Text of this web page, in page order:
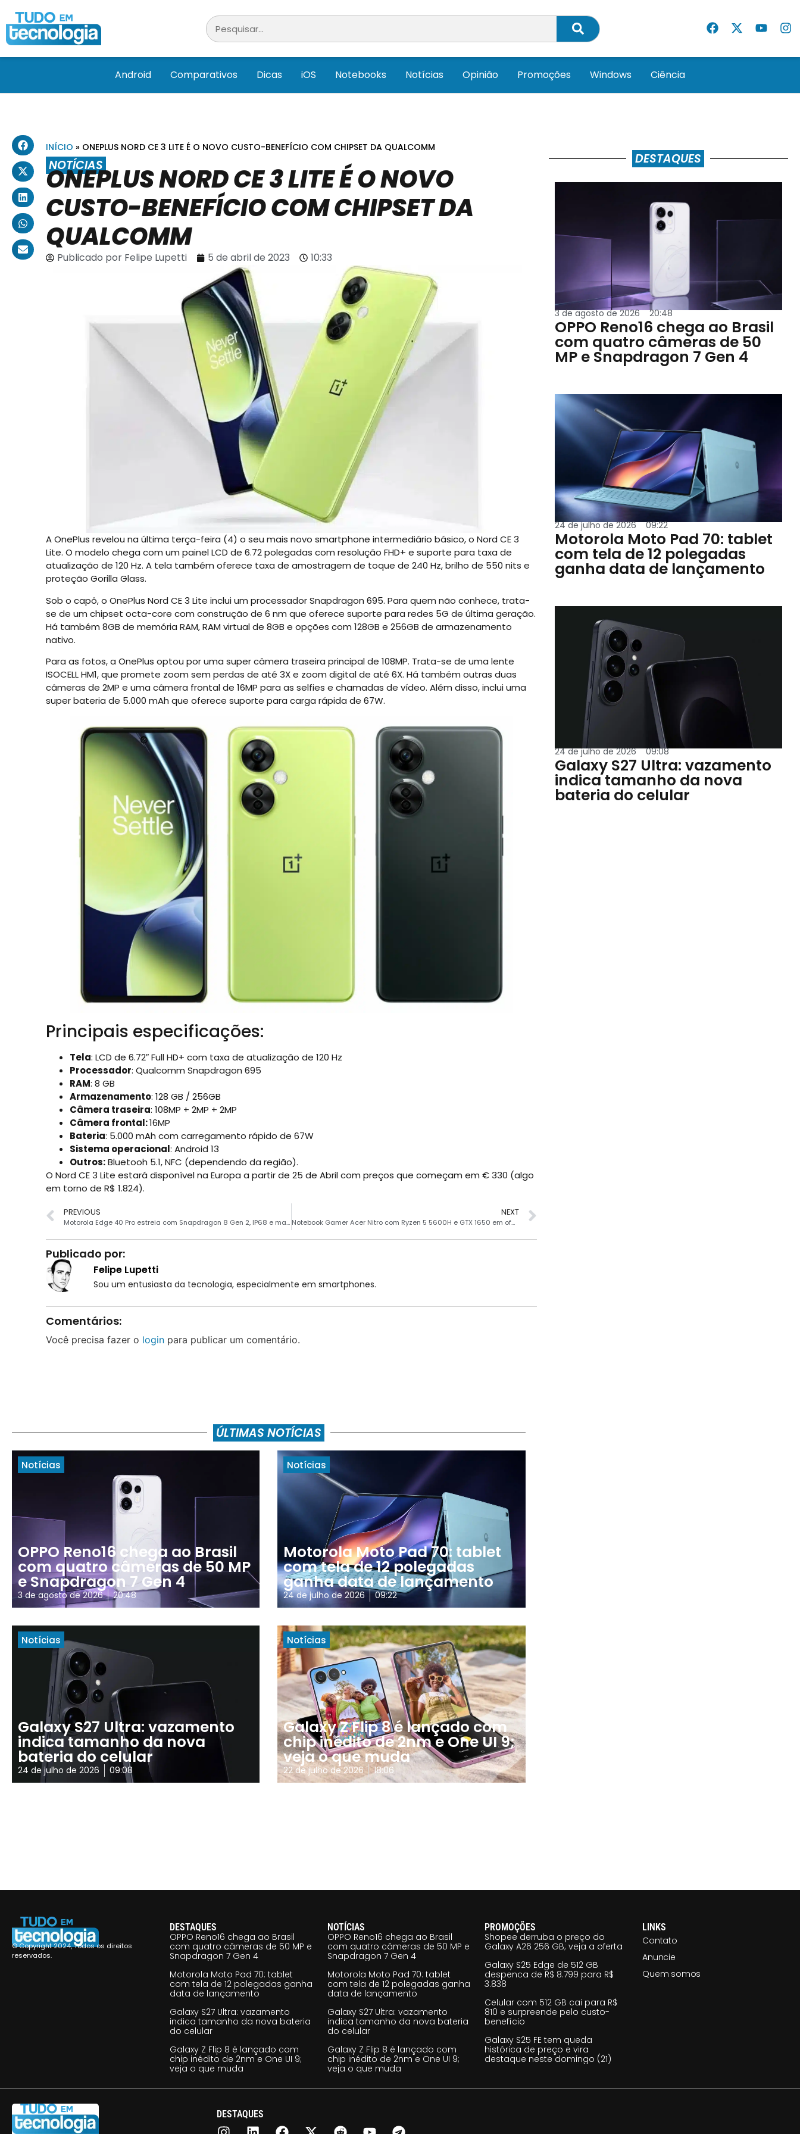
Android Comparativos Dicas iOS Notebooks Notícias Opinião Promoções Windows Ciência
INÍCIO » ONEPLUS NORD CE 3 LITE É O NOVO CUSTO-BENEFÍCIO COM CHIPSET DA QUALCOMM
NOTÍCIAS
ONEPLUS NORD CE 3 LITE É O NOVO
CUSTO-BENEFÍCIO COM CHIPSET DA
QUALCOMM
Publicado porFelipe Lupetti 5 de abril de 2023 10:33
A OnePlus revelou na última terça-feira (4) o seu mais novo smartphone intermediário básico, o Nord CE 3
Lite. O modelo chega com um painel LCD de 6.72 polegadas com resolução FHD+ e suporte para taxa de
atualização de 120 Hz. A tela também oferece taxa de amostragem de toque de 240 Hz, brilho de 550 nits e
proteção Gorilla Glass.
Sob o capô, o OnePlus Nord CE 3 Lite inclui um processador Snapdragon 695. Para quem não conhece, trata-
se de um chipset octa-core com construção de 6 nm que oferece suporte para redes 5G de última geração.
Há também 8GB de memória RAM, RAM virtual de 8GB e opções com 128GB e 256GB de armazenamento
nativo.
Para as fotos, a OnePlus optou por uma super câmera traseira principal de 108MP. Trata-se de uma lente
ISOCELL HM1, que promete zoom sem perdas de até 3X e zoom digital de até 6X. Há também outras duas
câmeras de 2MP e uma câmera frontal de 16MP para as selfies e chamadas de vídeo. Além disso, inclui uma
super bateria de 5.000 mAh que oferece suporte para carga rápida de 67W.
Principais especificações:
Tela: LCD de 6.72″ Full HD+ com taxa de atualização de 120 Hz
Processador: Qualcomm Snapdragon 695
RAM: 8 GB
Armazenamento: 128 GB / 256GB
Câmera traseira: 108MP + 2MP + 2MP
Câmera frontal:16MP
Bateria: 5.000 mAh com carregamento rápido de 67W
Sistema operacional: Android 13
Outros:Bluetooh 5.1, NFC (dependendo da região).
O Nord CE 3 Lite estará disponível na Europa a partir de 25 de Abril com preços que começam em € 330 (algo
em torno de R$ 1.824).
PREVIOUS
Motorola Edge 40 Pro estreia com Snapdragon 8 Gen 2, IP68 e mais
NEXT
Notebook Gamer Acer Nitro com Ryzen 5 5600H e GTX 1650 em oferta
Publicado por:
Felipe Lupetti
Sou um entusiasta da tecnologia, especialmente em smartphones.
Comentários:
Você precisa fazer o loginpara publicar um comentário.
DESTAQUES
3 de agosto de 2026 20:48
OPPO Reno16 chega ao Brasil
com quatro câmeras de 50
MP e Snapdragon 7 Gen 4
24 de julho de 2026 09:22
Motorola Moto Pad 70: tablet
com tela de 12 polegadas
ganha data de lançamento
24 de julho de 2026 09:08
Galaxy S27 Ultra: vazamento
indica tamanho da nova
bateria do celular
ÚLTIMAS NOTÍCIAS
Notícias
OPPO Reno16 chega ao Brasil
com quatro câmeras de 50 MP
e Snapdragon 7 Gen 4
3 de agosto de 2026 20:48
Notícias
Motorola Moto Pad 70: tablet
com tela de 12 polegadas
ganha data de lançamento
24 de julho de 2026 09:22
Notícias
Galaxy S27 Ultra: vazamento
indica tamanho da nova
bateria do celular
24 de julho de 2026 09:08
Notícias
Galaxy Z Flip 8 é lançado com
chip inédito de 2nm e One UI 9;
veja o que muda
22 de julho de 2026 18:06
© Copyright 2024, Todos os direitos
reservados.
DESTAQUES
OPPO Reno16 chega ao Brasil
com quatro câmeras de 50 MP e
Snapdragon 7 Gen 4
Motorola Moto Pad 70: tablet
com tela de 12 polegadas ganha
data de lançamento
Galaxy S27 Ultra: vazamento
indica tamanho da nova bateria
do celular
Galaxy Z Flip 8 é lançado com
chip inédito de 2nm e One UI 9;
veja o que muda
NOTÍCIAS
OPPO Reno16 chega ao Brasil
com quatro câmeras de 50 MP e
Snapdragon 7 Gen 4
Motorola Moto Pad 70: tablet
com tela de 12 polegadas ganha
data de lançamento
Galaxy S27 Ultra: vazamento
indica tamanho da nova bateria
do celular
Galaxy Z Flip 8 é lançado com
chip inédito de 2nm e One UI 9;
veja o que muda
PROMOÇÕES
Shopee derruba o preço do
Galaxy A26 256 GB; veja a oferta
Galaxy S25 Edge de 512 GB
despenca de R$ 8.799 para R$
3.838
Celular com 512 GB cai para R$
810 e surpreende pelo custo-
benefício
Galaxy S25 FE tem queda
histórica de preço e vira
destaque neste domingo (21)
LINKS
Contato
Anuncie
Quem somos
DESTAQUES